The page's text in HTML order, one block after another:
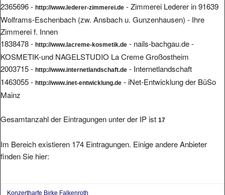
2365696 - http://www.lederer-zimmerei.de - Zimmerei Lederer in 91639
Wolframs-Eschenbach (zw. Ansbach u. Gunzenhausen) - Ihre
Zimmerei f. Innen
1838478 - http://www.lacreme-kosmetik.de - nails-bachgau.de -
KOSMETIK-und NAGELSTUDIO La Creme Großostheim
2003715 - http://www.internetlandschaft.de - Internetlandschaft
1463055 - http://www.inet-entwicklung.de - iNet-Entwicklung der BüSo
Mainz
Gesamtanzahl der Eintragungen unter der IP ist 17
Im Bereich existieren 174 Eintragungen. Einige andere Anbieter
finden Sie hier:
Konzertharfe Birke Falkenroth